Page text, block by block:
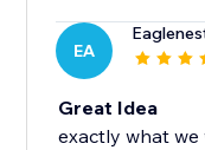
EA
Great Idea
exactly what